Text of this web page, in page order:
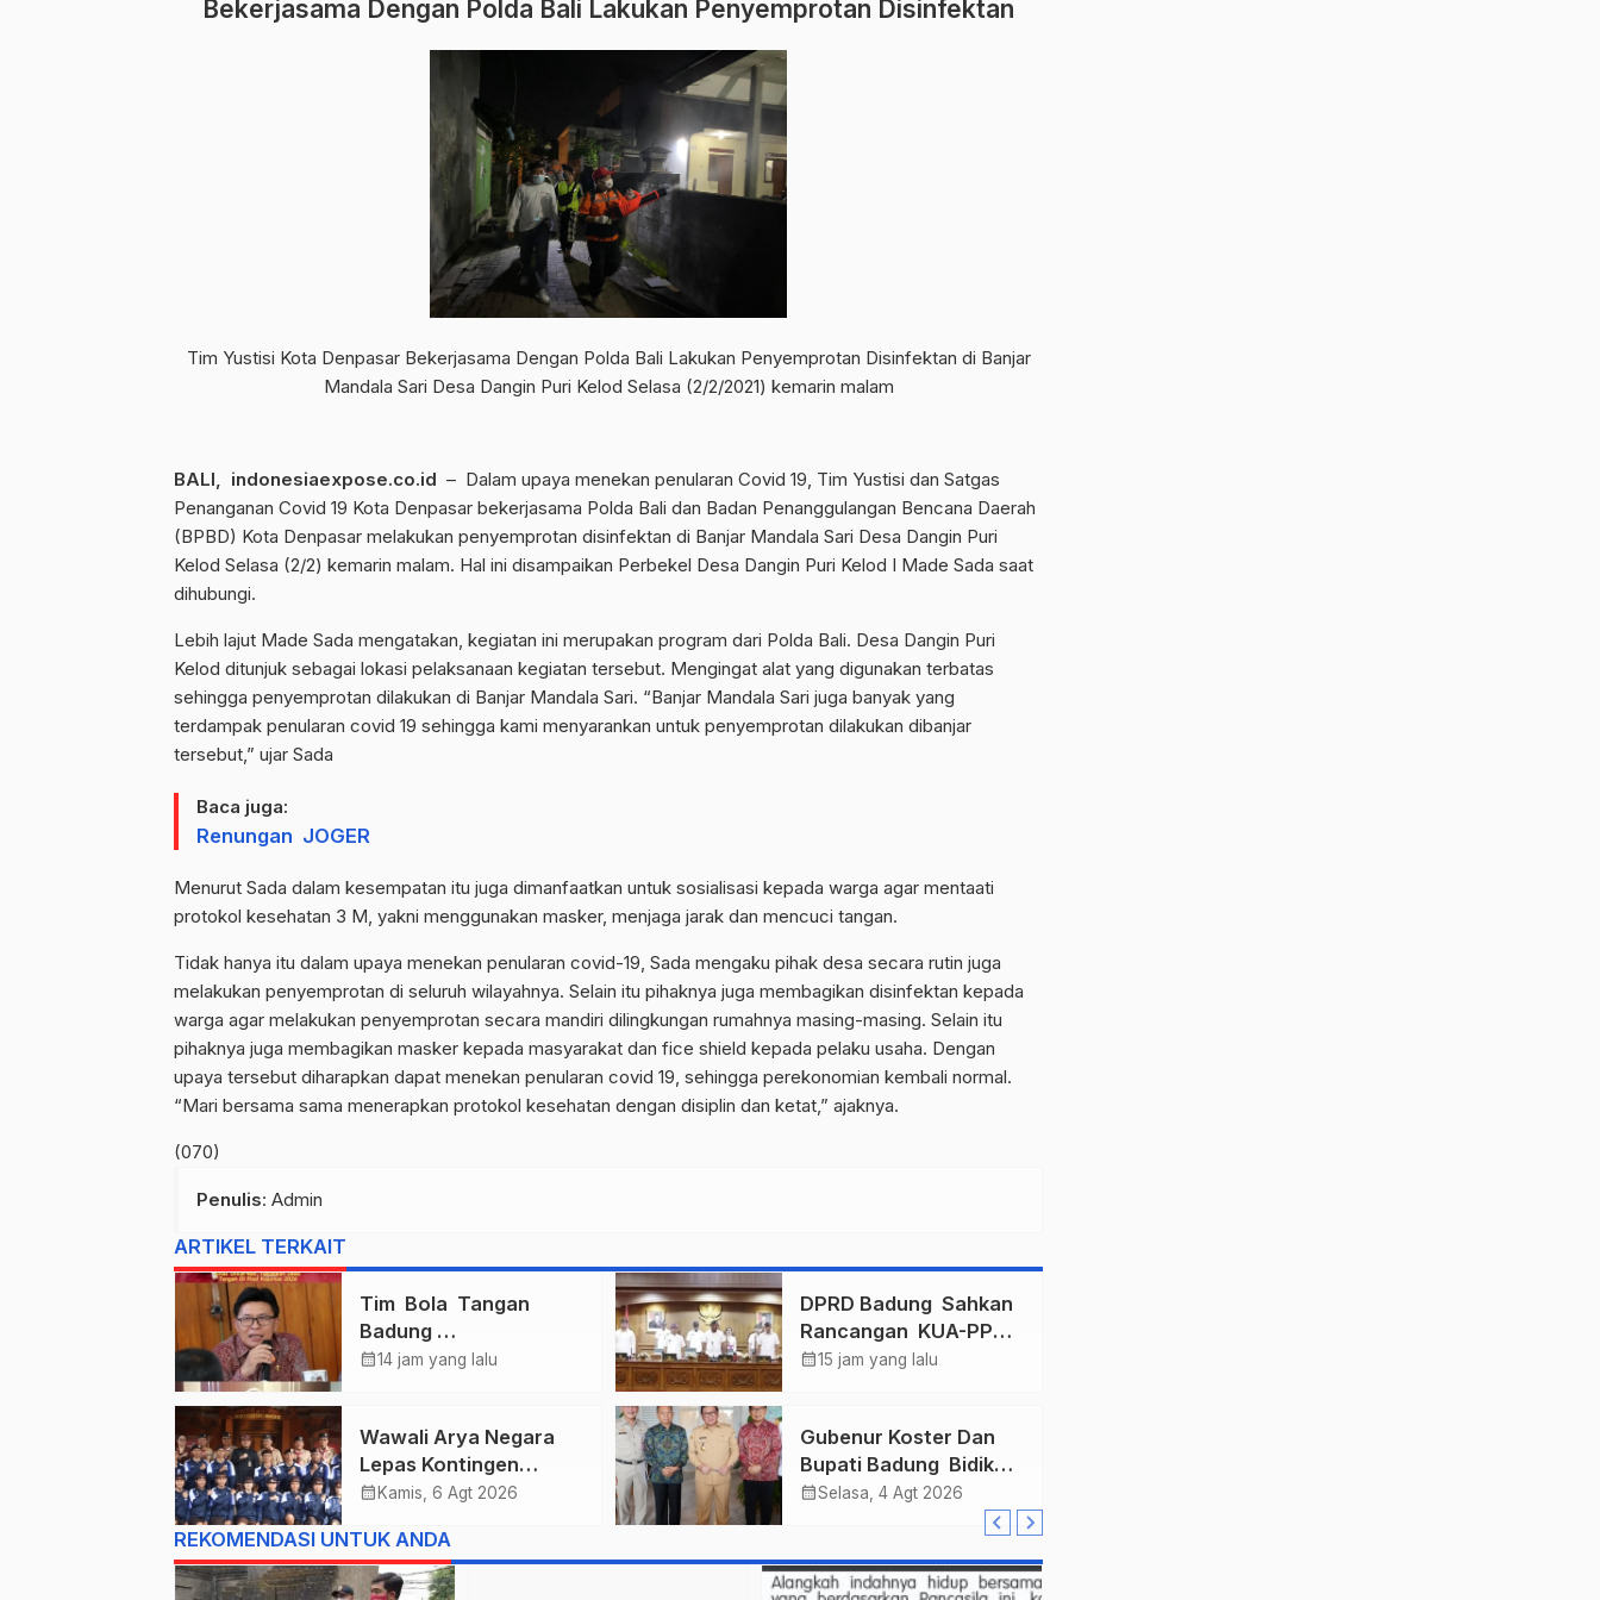
Bekerjasama Dengan Polda Bali Lakukan Penyemprotan Disinfektan
Tim Yustisi Kota Denpasar Bekerjasama Dengan Polda Bali Lakukan Penyemprotan Disinfektan di Banjar
Mandala Sari Desa Dangin Puri Kelod Selasa (2/2/2021) kemarin malam
BALI, indonesiaexpose.co.id – Dalam upaya menekan penularan Covid 19, Tim Yustisi dan Satgas
Penanganan Covid 19 Kota Denpasar bekerjasama Polda Bali dan Badan Penanggulangan Bencana Daerah
(BPBD) Kota Denpasar melakukan penyemprotan disinfektan di Banjar Mandala Sari Desa Dangin Puri
Kelod Selasa (2/2) kemarin malam. Hal ini disampaikan Perbekel Desa Dangin Puri Kelod I Made Sada saat
dihubungi.
Lebih lajut Made Sada mengatakan, kegiatan ini merupakan program dari Polda Bali. Desa Dangin Puri
Kelod ditunjuk sebagai lokasi pelaksanaan kegiatan tersebut. Mengingat alat yang digunakan terbatas
sehingga penyemprotan dilakukan di Banjar Mandala Sari. “Banjar Mandala Sari juga banyak yang
terdampak penularan covid 19 sehingga kami menyarankan untuk penyemprotan dilakukan dibanjar
tersebut,” ujar Sada
Baca juga:
Renungan JOGER
Menurut Sada dalam kesempatan itu juga dimanfaatkan untuk sosialisasi kepada warga agar mentaati
protokol kesehatan 3 M, yakni menggunakan masker, menjaga jarak dan mencuci tangan.
Tidak hanya itu dalam upaya menekan penularan covid-19, Sada mengaku pihak desa secara rutin juga
melakukan penyemprotan di seluruh wilayahnya. Selain itu pihaknya juga membagikan disinfektan kepada
warga agar melakukan penyemprotan secara mandiri dilingkungan rumahnya masing-masing. Selain itu
pihaknya juga membagikan masker kepada masyarakat dan fice shield kepada pelaku usaha. Dengan
upaya tersebut diharapkan dapat menekan penularan covid 19, sehingga perekonomian kembali normal.
“Mari bersama sama menerapkan protokol kesehatan dengan disiplin dan ketat,” ajaknya.
(070)
Penulis: Admin
ARTIKEL TERKAIT
Tim Bola Tangan
Badung
Persembahkan Emas
Kejurnas 2026
calendar_month14 jam yang lalu
DPRD Badung Sahkan
Rancangan KUA-PPAS
2027, Anggaran
calendar_month15 jam yang lalu
Wawali Arya Negara
Lepas Kontingen
Kwarcab Denpasar
Nasional XII Tahun
2026.
calendar_monthKamis, 6 Agt 2026
Gubenur Koster Dan
Bupati Badung Bidik
Obligasi Daerah :
calendar_monthSelasa, 4 Agt 2026
REKOMENDASI UNTUK ANDA